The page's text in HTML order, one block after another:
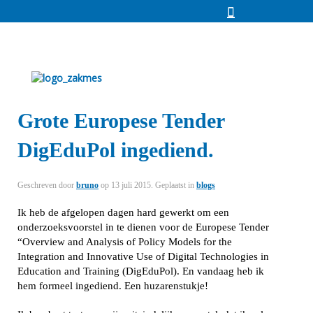
Grote Europese Tender
DigEduPol ingediend.
Geschreven door bruno op 13 juli 2015. Geplaatst in blogs
Ik heb de afgelopen dagen hard gewerkt om een
onderzoeksvoorstel in te dienen voor de Europese Tender
“Overview and Analysis of Policy Models for the
Integration and Innovative Use of Digital Technologies in
Education and Training (DigEduPol). En vandaag heb ik
hem formeel ingediend. Een huzarenstukje!